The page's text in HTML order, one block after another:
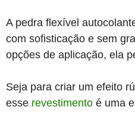
A pedra flexível
com sofisticação e sem
opções de aplicação, ela
Seja para criar um efeito
esse revestimento é uma